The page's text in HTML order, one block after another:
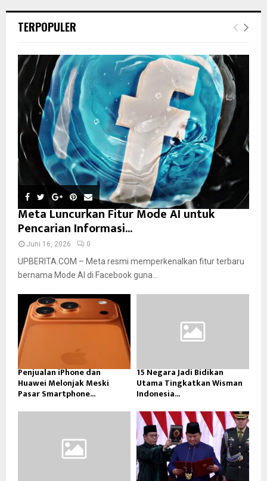
TERPOPULER
Meta Luncurkan Fitur Mode AI untuk
Pencarian Informasi...
Juni 16, 2026 0
UPBERITA.COM – Meta resmi memperkenalkan fitur terbaru
bernama Mode AI di Facebook guna...
Penjualan iPhone dan
Huawei Melonjak Meski
Pasar Smartphone...
15 Negara Jadi Bidikan
Utama Tingkatkan Wisman
Indonesia...